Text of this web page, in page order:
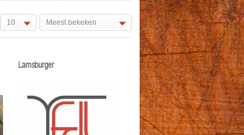
10 Meest bekeken
Lamsburger